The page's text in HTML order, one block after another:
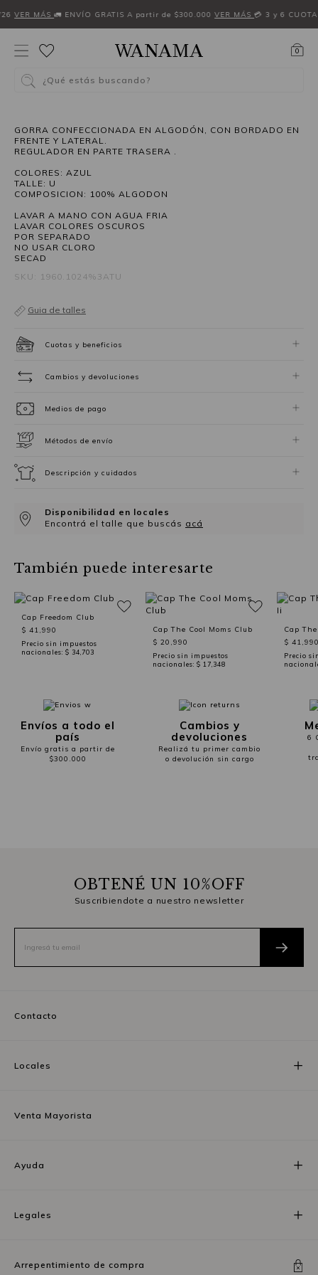
VER MÁS 🚛 ENVÍO GRATIS A partir de $300.000 VER MÁS 💳 3 y 6
0
¿Qué estás buscando?
GORRA CONFECCIONADA EN ALGODÓN, CON BORDADO EN
FRENTE Y LATERAL.
REGULADOR EN PARTE TRASERA .
COLORES: AZUL
TALLE: U
COMPOSICION: 100% ALGODON
LAVAR A MANO CON AGUA FRIA
LAVAR COLORES OSCUROS
POR SEPARADO
NO USAR CLORO
SECAD
SKU: 1960.1024%3ATU
Guia de talles
Cuotas y beneficios
Cambios y devoluciones
Medios de pago
Métodos de envío
Descripción y cuidados
Disponibilidad en locales
Encontrá el talle que buscás acá
También puede interesarte
Cap Freedom Club
$ 41,990
Precio sin impuestos
nacionales: $ 34,703
Cap The Cool Moms Club
$ 20,990
Precio sin impuestos
nacionales: $ 17,348
Cap
$
Precio
Envíos a todo el
país
Envío gratis a partir de
$300.000
Cambios y
devoluciones
Realizá tu primer cambio
o devolución sin cargo
6
OBTENÉ UN 10%OFF
Suscribiendote a nuestro newsletter
Contacto
Locales
Venta Mayorista
Ayuda
Legales
Arrepentimiento de compra